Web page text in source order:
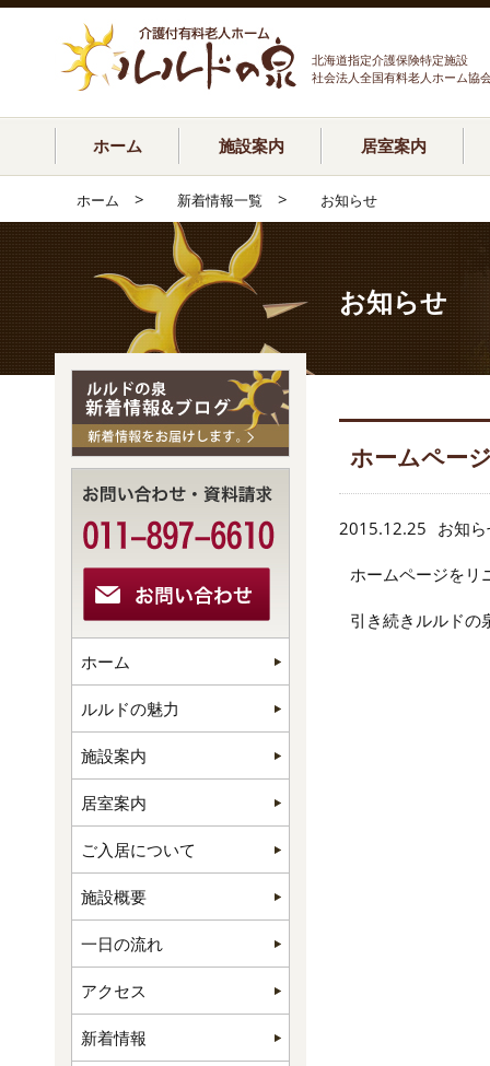
北海道指定介護保険特定施設
社会法人全国有料老人ホーム協
ホーム 施設案内 居室案内
ホーム > 新着情報一覧 > お知らせ
お知らせ
ホームペー
2015.12.25 お知
ホームページをリ
引き続きルルドの
ホーム
ルルドの魅力
施設案内
居室案内
ご入居について
施設概要
一日の流れ
アクセス
新着情報